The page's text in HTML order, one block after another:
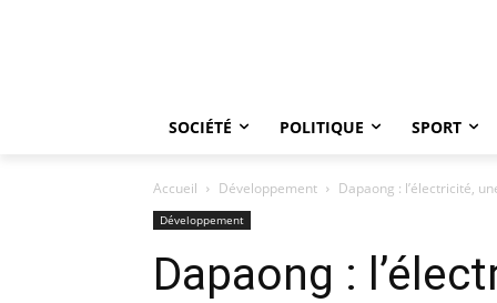
SOCIÉTÉ POLITIQUE SPORT
Accueil Développement Dapaong : l’électricité,
Développement
Dapaong :